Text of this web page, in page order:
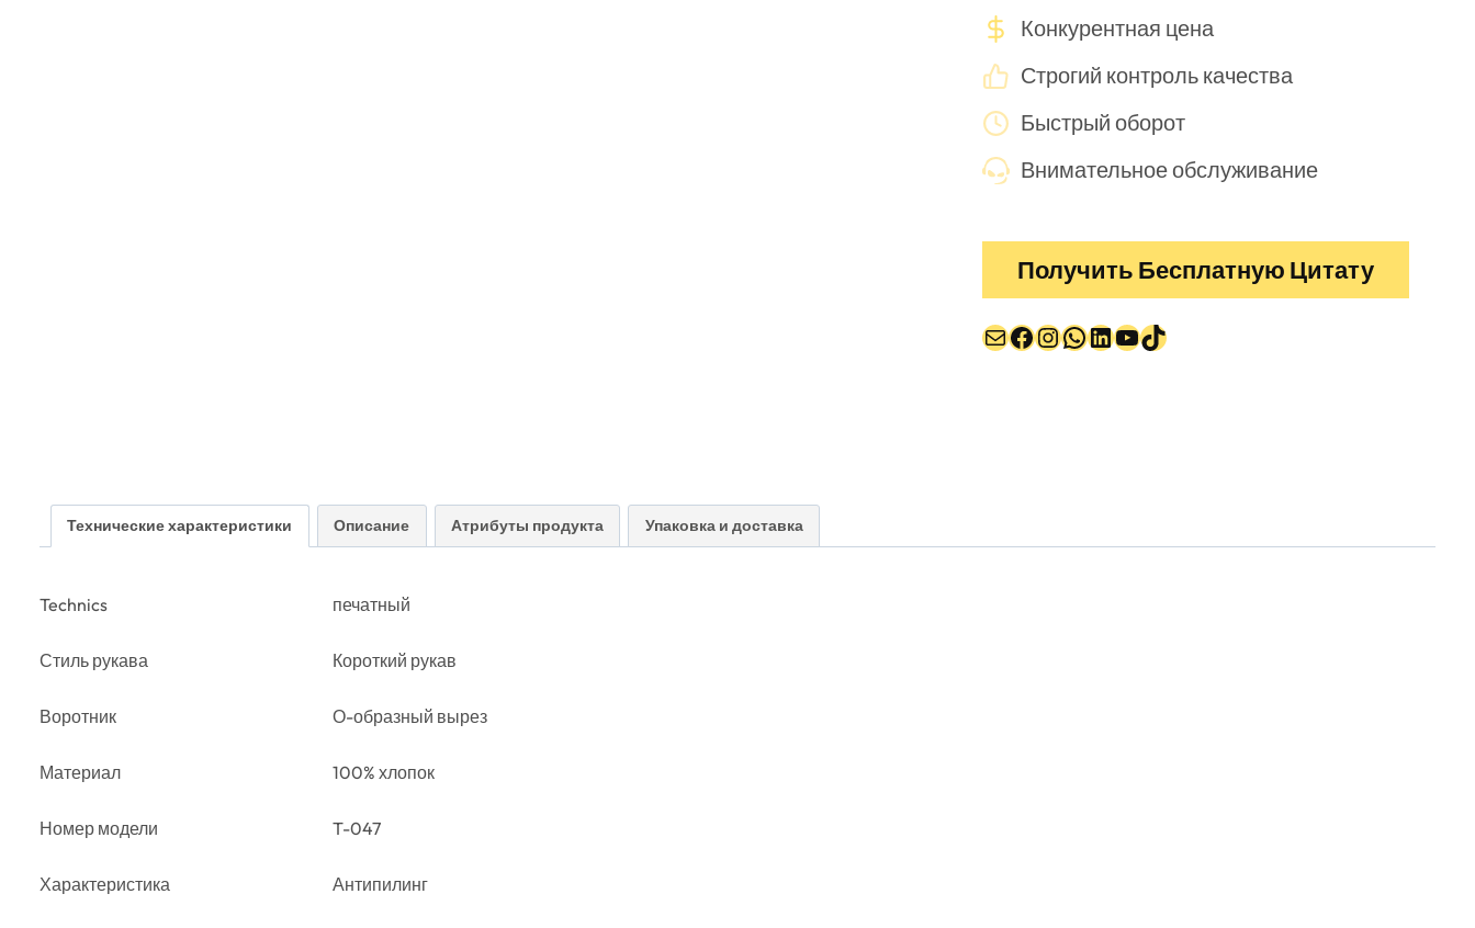
Конкурентная цена
Строгий контроль качества
Быстрый оборот
Внимательное обслуживание
Получить Бесплатную Цитату
Почта
Facebook
Instagram
WhatsApp
LinkedIn
YouTube
TikTok
Технические характеристики Описание Атрибуты продукта Упаковка и доставка
Technics печатный
Стиль рукава Короткий рукав
Воротник О-образный вырез
Материал 100% хлопок
Номер модели T-047
Характеристика Антипилинг